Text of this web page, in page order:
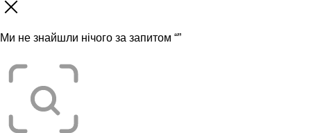
Ми не знайшли нічого за запитом “”